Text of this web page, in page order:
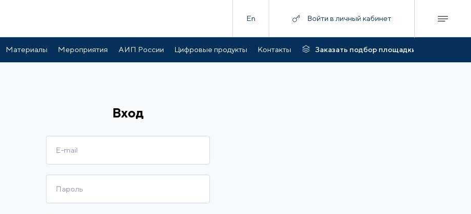
En Войти в личный кабинет
Материалы Мероприятия АИП России Цифровые продукты Контакты Заказать подбор площадки
Вход